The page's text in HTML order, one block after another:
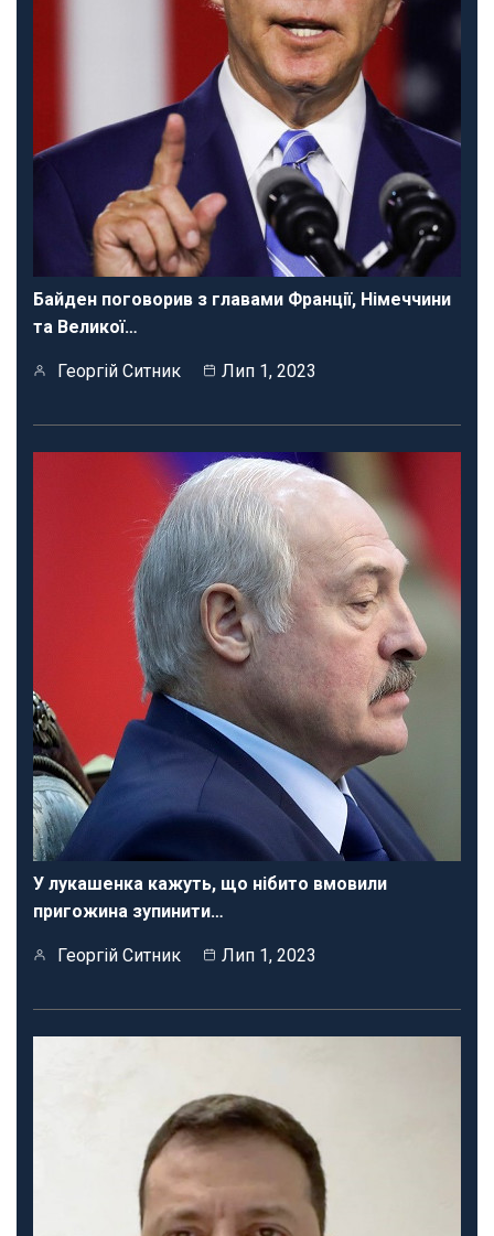
Байден поговорив з главами Франції, Німеччини
та Великої…
Георгій Ситник Лип 1, 2023
У лукашенка кажуть, що нібито вмовили
пригожина зупинити…
Георгій Ситник Лип 1, 2023